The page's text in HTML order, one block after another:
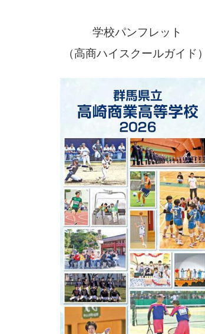
学校パンフレット
（高商ハイスクールガイド）